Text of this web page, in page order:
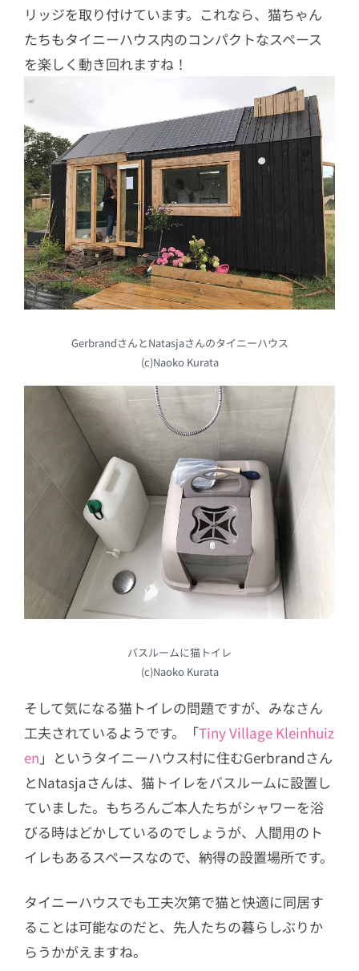
リッジを取り付けています。これなら、猫ちゃん
たちもタイニーハウス内のコンパクトなスペース
を楽しく動き回れますね！
GerbrandさんとNatasjaさんのタイニーハウス
(c)Naoko Kurata
バスルームに猫トイレ
(c)Naoko Kurata
そして気になる猫トイレの問題ですが、みなさん
工夫されているようです。「Tiny Village Kleinhuiz
en 」というタイニーハウス村に住むGerbrandさん
とNatasjaさんは、猫トイレをバスルームに設置し
ていました。もちろんご本人たちがシャワーを浴
びる時はどかしているのでしょうが、人間用のト
イレもあるスペースなので、納得の設置場所です。
タイニーハウスでも工夫次第で猫と快適に同居す
ることは可能なのだと、先人たちの暮らしぶりか
らうかがえますね。